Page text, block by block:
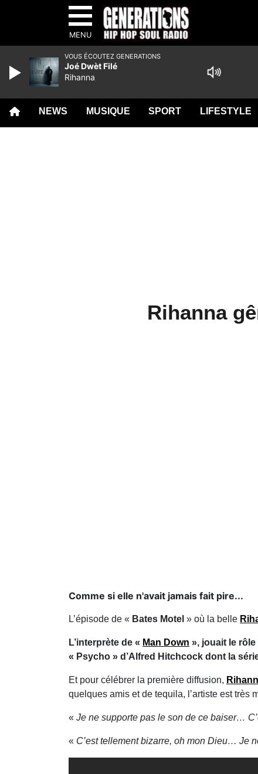
MENU
NEWS MUSIQUE SPORT LIFESTYLE
Rihanna
Comme si elle n'avait jamais fait pire...
L’épisode de « Bates Motel » où la belle
L’interprète de « Man Down », jouait le
« Psycho » d’Alfred Hitchcock dont la
Et pour célébrer la première diffusion,
quelques amis et de tequila, l’artiste est très
« Je ne supporte pas le son de ce baiser…
« C’est tellement bizarre, oh mon Dieu… Je
VOUS ÉCOUTEZ GENERATIONS
Joé Dwèt Filé
Rihanna